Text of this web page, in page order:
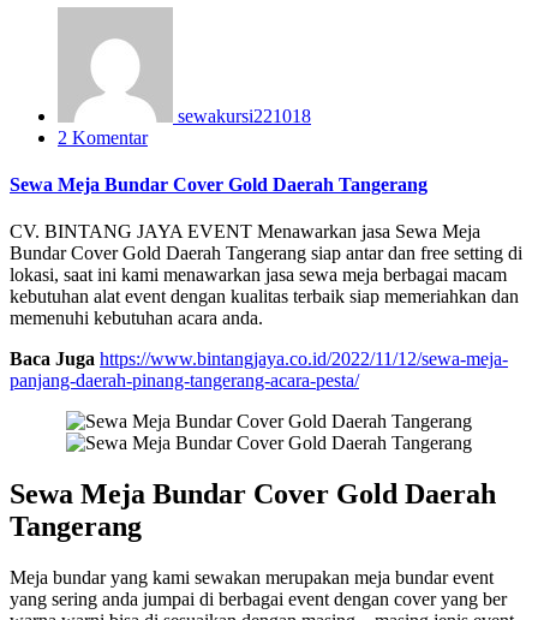
sewakursi221018
2 Komentar
Sewa Meja Bundar Cover Gold Daerah Tangerang
CV. BINTANG JAYA EVENT Menawarkan jasa Sewa Meja
Bundar Cover Gold Daerah Tangerang siap antar dan free setting di
lokasi, saat ini kami menawarkan jasa sewa meja berbagai macam
kebutuhan alat event dengan kualitas terbaik siap memeriahkan dan
memenuhi kebutuhan acara anda.
Baca Juga https://www.bintangjaya.co.id/2022/11/12/sewa-meja-
panjang-daerah-pinang-tangerang-acara-pesta/
Sewa Meja Bundar Cover Gold Daerah
Tangerang
Meja bundar yang kami sewakan merupakan meja bundar event
yang sering anda jumpai di berbagai event dengan cover yang ber